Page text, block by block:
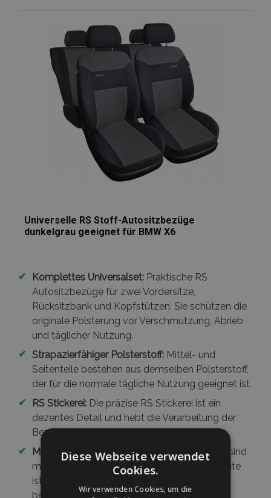
hinzufügen
Universelle RS Stoff-Autositzbezüge
dunkelgrau geeignet für BMW X6
✔ Komplettes Universalset: Praktische RS
Autositzbezüge für zwei Vordersitze,
Rücksitzbank und Kopfstützen. Sie schützen die
originale Polsterung vor Verschmutzung, Abrieb
und täglicher Nutzung.
✔ Strapazierfähiger Polsterstoff: Mittel- und
Seitenteile bestehen aus demselben Polsterstoff,
der für die normale tägliche Nutzung geeignet ist.
✔
RS Stickerei: Die präzise RS Stickerei ist ein
dezentes Detail und hebt die Verarbeitung der
Bezüge hervor.
✔
Mehrschichtige Verarbeitung:Die Hauptteile sind
mit 3 mm Schaumstoff unterlegt, die Rückseite
ist mit 2 mm Polsterschaum verstärkt – für
bessere Stabilität und Komfort.
Diese Webseite verwendet
Cookies.
Wir verwenden Cookies, um die